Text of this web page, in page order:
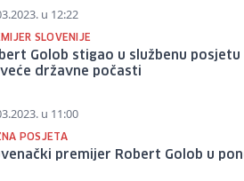
u 12:22
SLOVENIJE
Golob stigao u službenu posjetu
državne počasti
u 11:00
POSJETA
premijer Robert Golob u